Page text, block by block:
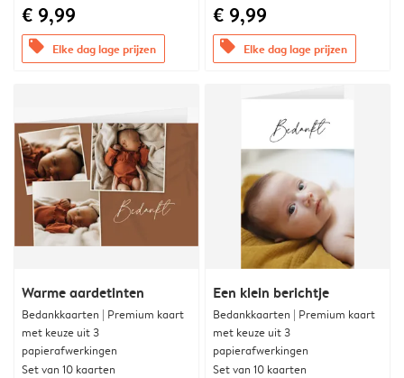
€ 9,99
offers Elke dag lage prijzen
€ 9,99
offers Elke dag lage prijzen
Warme aardetinten
Bedankkaarten | Premium kaart
met keuze uit 3
papierafwerkingen
Set van 10 kaarten
Een klein berichtje
Bedankkaarten | Premium kaart
met keuze uit 3
papierafwerkingen
Set van 10 kaarten